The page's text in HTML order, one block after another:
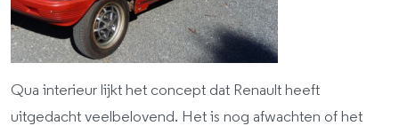
Qua interieur lijkt het concept dat Renault heeft
uitgedacht veelbelovend. Het is nog afwachten of het